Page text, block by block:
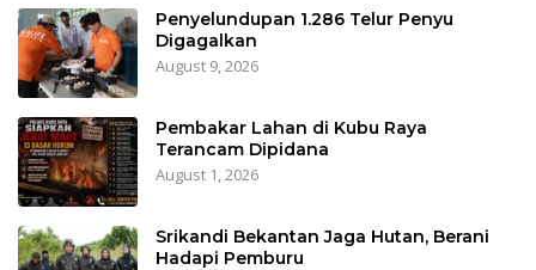
Penyelundupan 1.286 Telur Penyu
Digagalkan
August 9, 2026
Pembakar Lahan di Kubu Raya
Terancam Dipidana
August 1, 2026
Srikandi Bekantan Jaga Hutan, Berani
Hadapi Pemburu